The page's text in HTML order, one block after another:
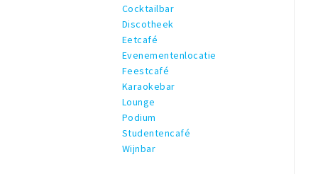
Cocktailbar
Discotheek
Eetcafé
Evenementenlocatie
Feestcafé
Karaokebar
Lounge
Podium
Studentencafé
Wijnbar